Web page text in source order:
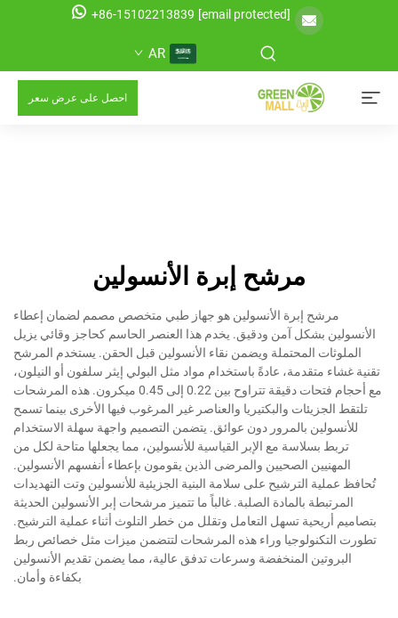
[email protected]
+86-15102213839
AR
احصل على عرض سعر
مرشح إبرة الأنسولين
مرشح إبرة الأنسولين هو جهاز طبي متخصص مصمم لضمان إعطاء
الأنسولين بشكل آمن ودقيق. يخدم هذا العنصر الحاسم كحاجز وقائي يزيل
الملوثات المحتملة ويضمن نقاء الأنسولين قبل الحقن. يستخدم المرشح
تقنية غشاء متقدمة، عادةً باستخدام مواد مثل البولي إيثر سلفون أو النيلون،
مع أحجام فتحات دقيقة تتراوح بين 0.22 إلى 0.45 ميكرون. هذه المرشحات
تلتقط الجزيئات والبكتيريا والعناصر غير المرغوب فيها الأخرى بينما تسمح
للأنسولين بالمرور دون عوائق. يتضمن التصميم واجهة سهلة الاستخدام
تربط بسلاسة مع الإبر القياسية للأنسولين، مما يجعلها متاحة لكل من
المهنيين الصحيين والمرضى الذين يقومون بإعطاء أنفسهم الأنسولين.
تُحافظ عملية الترشيح على سلامة البنية الجزيئية للأنسولين وتت التهديدات
المرتبطة بالمادة الصلبة. غالباً ما تتميز مرشحات إبر الأنسولين الحديثة
بتصاميم أريحية تسهل التعامل وتقلل من خطر التلوث أثناء عملية الترشيح.
تطورت التكنولوجيا وراء هذه المرشحات لتتضمن ميزات مثل خصائص ربط
البروتين المنخفضة وسرعات تدفق عالية، مما يضمن تقديم الأنسولين
بكفاءة وأمان.